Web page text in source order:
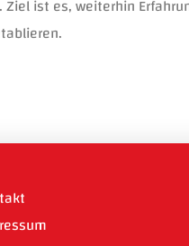
ist es, weiterhin